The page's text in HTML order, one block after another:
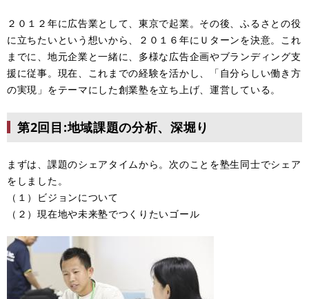
２０１２年に広告業として、東京で起業。その後、ふるさとの役
に立ちたいという想いから、２０１６年にＵターンを決意。これ
までに、地元企業と一緒に、多様な広告企画やブランディング支
援に従事。現在、これまでの経験を活かし、「自分らしい働き方
の実現」をテーマにした創業塾を立ち上げ、運営している。
第2回目:地域課題の分析、深堀り
まずは、課題のシェアタイムから。次のことを塾生同士でシェア
をしました。
（１）ビジョンについて
（２）現在地や未来塾でつくりたいゴール